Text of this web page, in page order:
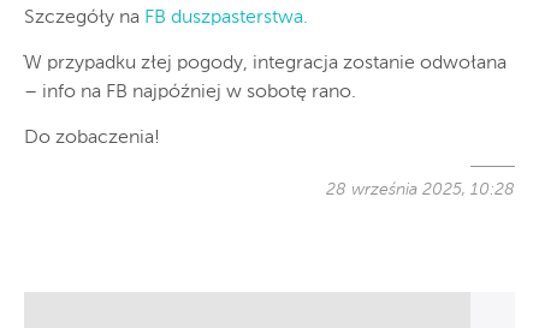
Szczegóły na FB duszpasterstwa.
̇W przypadku złej pogody, integracja zostanie odwołana
– info na FB najpóźniej w sobotę rano.
Do zobaczenia!
28 września 2025, 10:28